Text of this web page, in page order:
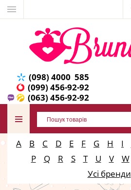
(098) 4000 585
(099) 456-92-92
(063) 456-92-92
A B C D E F G H I
P
Q R S T U V W
Усі бренди